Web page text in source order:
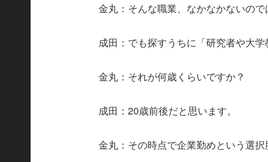
金丸：そんな職業、なかなかないので
成田：でも探すうちに「研究者や大
金丸：それが何歳くらいですか？
成田：20歳前後だと思います。
金丸：その時点で企業勤めという選